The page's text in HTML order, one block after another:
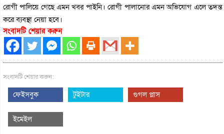
রোগী পালিয়ে গেছে এমন খবর পাইনি। রোগী পালানোর এমন অভিযোগ এলে তদন্ত
করে ব্যবস্থা নেয়া হবে।
সংবাদটি শেয়ার করুন
সংবাদটি শেয়ার করুন:
ফেইসবুক টুইটার গুগল প্লাস
ইমেইল